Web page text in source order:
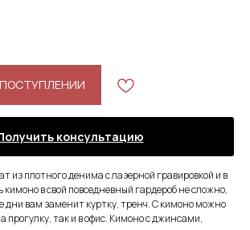
консультацию
из плотного денима с лазерной гравировкой и в
кимоно в свой повседневный гардероб не сложно,
дни вам заменит куртку, тренч. С кимоно можно
прогулку, так и в офис. Кимоно с джинсами,